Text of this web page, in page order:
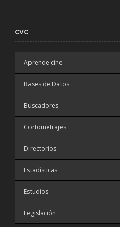
CVC
Aprende cine
Bases de Datos
Buscadores
Cortometrajes
Directorios
Estadísticas
Estudios
Legislación